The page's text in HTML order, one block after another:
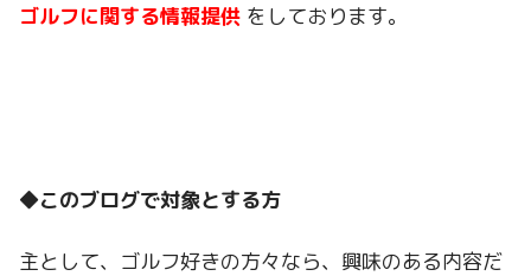
ゴルフに関する情報提供 をしております。
◆このブログで対象とする方
主として、ゴルフ好きの方々なら、興味のある内容だ